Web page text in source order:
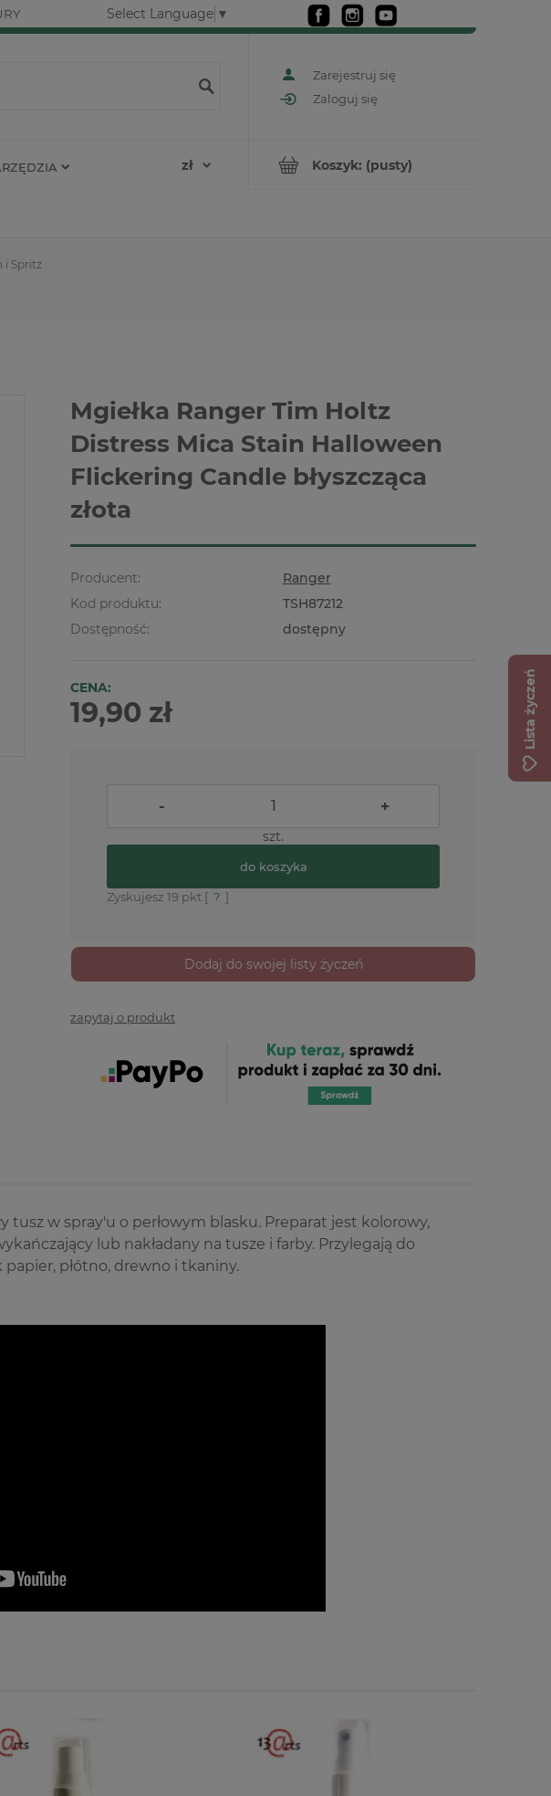
Select Language ▼
Zarejestruj się
Zaloguj się
Koszyk: (pusty)
i Spritz
Mgiełka Ranger Tim Holtz
Distress Mica Stain Halloween
Flickering Candle błyszcząca
złota
Producent:
Ranger
Kod produktu:
TSH87212
Dostępność:
dostępny
CENA:
19,90 zł
- +
szt.
do koszyka
Zyskujesz 19 pkt [ ? ]
Dodaj do swojej listy życzeń
zapytaj o produkt
tusz w spray'u o perłowym blasku. Preparat jest kolorowy,
lub nakładany na tusze i farby. Przylegają do
płótno, drewno i tkaniny.
Lista życzeń